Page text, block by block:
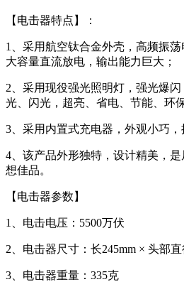
【电击器特点】：
1、采用航空钛合金外壳，高频振荡
大容量直流放电，输出能力巨大；
2、采用现役强光照明灯，强光爆
光、闪光，超亮、省电、节能、环
3、采用内置式充电器，外观小巧，
4、该产品外形独特，设计精美，
想佳品。
【电击器参数】
1、电击电压：5500万伏
2、电击器尺寸：长245mm × 头部
3、电击器重量：335克